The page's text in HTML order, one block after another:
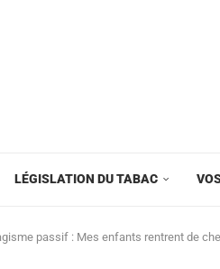
LÉGISLATION DU TABAC
passif : Mes enfants rentrent de